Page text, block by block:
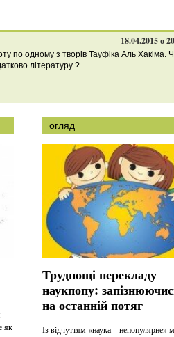
18.04.2015 о
по одному з творів Тауфіка Аль Хакіма.
літературу ?
як
огляд
Труднощі перекладу
наукпопу:
на останній потяг
Із відчуттям «наука – непопулярне»